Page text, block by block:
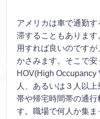
アメリカは車で通勤
滞することもあります
用すれば良いのです
かさみます。そこで安
HOV(High Occupancy
人、あるいは３人以
帯や帰宅時間帯の通
す。職場で何人か集